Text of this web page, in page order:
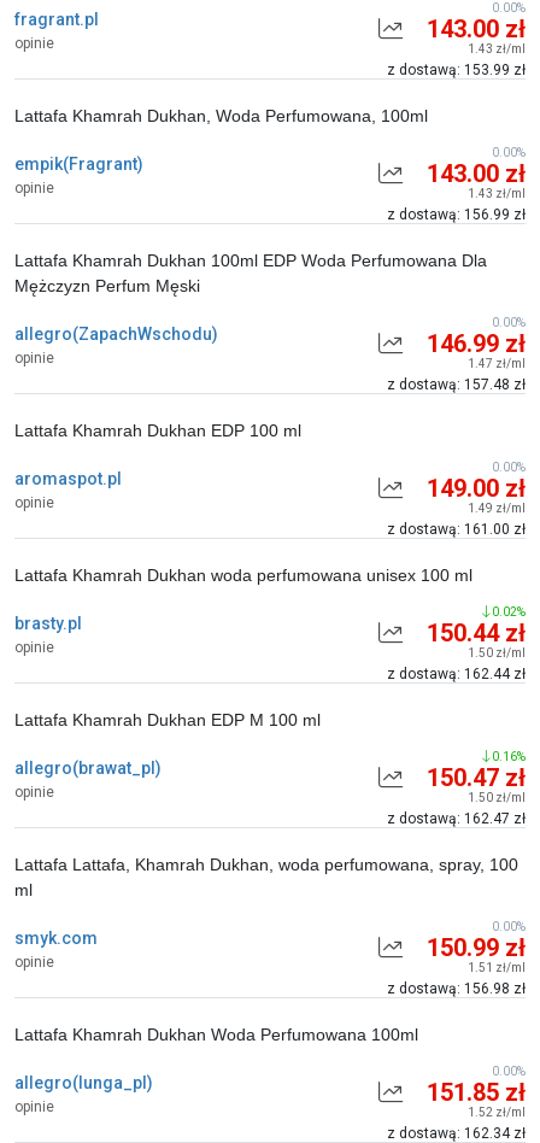
fragrant.pl
opinie 143.00 zł
1.43 zł/ml
z dostawą: 153.99 zł
0.00%
empik(Fragrant)
opinie
Lattafa Khamrah Dukhan, Woda Perfumowana, 100ml
143.00 zł
1.43 zł/ml
z dostawą: 156.99 zł
0.00%
allegro(ZapachWschodu)
opinie
Lattafa Khamrah Dukhan 100ml EDP Woda Perfumowana Dla
Mężczyzn Perfum Męski
146.99 zł
1.47 zł/ml
z dostawą: 157.48 zł
0.00%
aromaspot.pl
opinie
Lattafa Khamrah Dukhan EDP 100 ml
149.00 zł
1.49 zł/ml
z dostawą: 161.00 zł
0.00%
brasty.pl
opinie
Lattafa Khamrah Dukhan woda perfumowana unisex 100 ml
150.44 zł
1.50 zł/ml
z dostawą: 162.44 zł
0.02%
allegro(brawat_pl)
opinie
Lattafa Khamrah Dukhan EDP M 100 ml
150.47 zł
1.50 zł/ml
z dostawą: 162.47 zł
0.16%
smyk.com
opinie
Lattafa Lattafa, Khamrah Dukhan, woda perfumowana, spray, 100
ml
150.99 zł
1.51 zł/ml
z dostawą: 156.98 zł
0.00%
allegro(lunga_pl)
opinie
Lattafa Khamrah Dukhan Woda Perfumowana 100ml
151.85 zł
1.52 zł/ml
z dostawą: 162.34 zł
0.00%